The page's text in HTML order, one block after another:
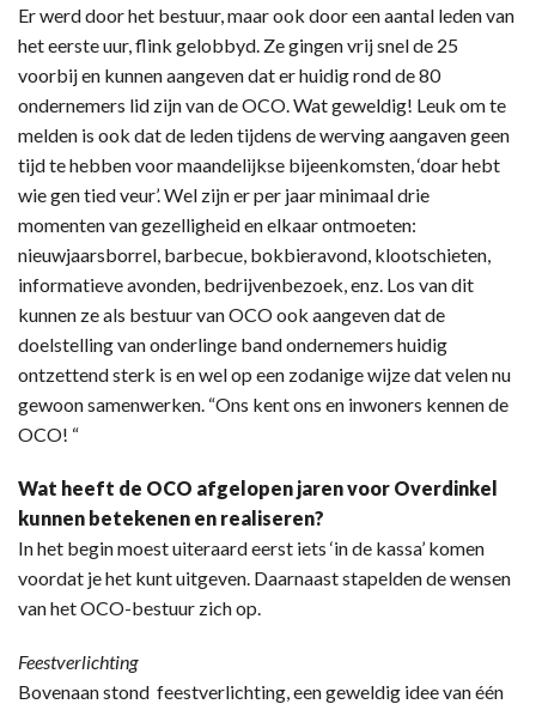
Er werd door het bestuur, maar ook door een aantal leden van
het eerste uur, flink gelobbyd. Ze gingen vrij snel de 25
voorbij en kunnen aangeven dat er huidig rond de 80
ondernemers lid zijn van de OCO. Wat geweldig! Leuk om te
melden is ook dat de leden tijdens de werving aangaven geen
tijd te hebben voor maandelijkse bijeenkomsten, ‘doar hebt
wie gen tied veur’. Wel zijn er per jaar minimaal drie
momenten van gezelligheid en elkaar ontmoeten:
nieuwjaarsborrel, barbecue, bokbieravond, klootschieten,
informatieve avonden, bedrijvenbezoek, enz. Los van dit
kunnen ze als bestuur van OCO ook aangeven dat de
doelstelling van onderlinge band ondernemers huidig
ontzettend sterk is en wel op een zodanige wijze dat velen nu
gewoon samenwerken. “Ons kent ons en inwoners kennen de
OCO! “
Wat heeft de OCO afgelopen jaren voor Overdinkel
kunnen betekenen en realiseren?
In het begin moest uiteraard eerst iets ‘in de kassa’ komen
voordat je het kunt uitgeven. Daarnaast stapelden de wensen
van het OCO-bestuur zich op.
Feestverlichting
Bovenaan stond feestverlichting, een geweldig idee van één